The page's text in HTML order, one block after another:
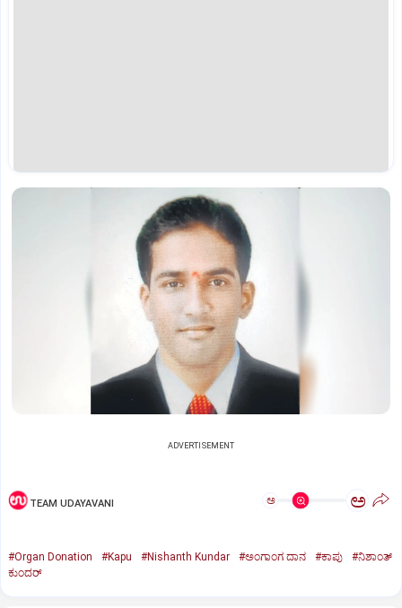
ADVERTISEMENT
TEAM UDAYAVANI ಅ ಅ
#Organ Donation #Kapu #Nishanth Kundar #ಅಂಗಾಂಗ ದಾನ #ಕಾಪು
#ನಿಶಾಂತ್‌
ಕುಂದರ್‌